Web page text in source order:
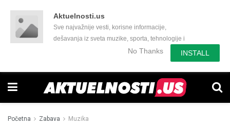
Aktuelnosti.us
Sve najvažnije vesti, korisne informacije,
dešavanja iz sveta muzike, sporta, tehnologije i
još mnogo toga zanimljivog.No Thanks INSTALL
Početna Zabava Muzika